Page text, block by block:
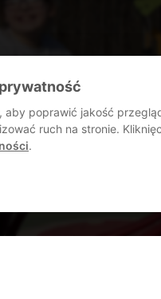
aby poprawić jakość
ruch na stronie.
.